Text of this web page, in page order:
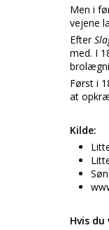
Men i
vejene
Efter
med. I
Først i
at
Kilde:
Hvis du